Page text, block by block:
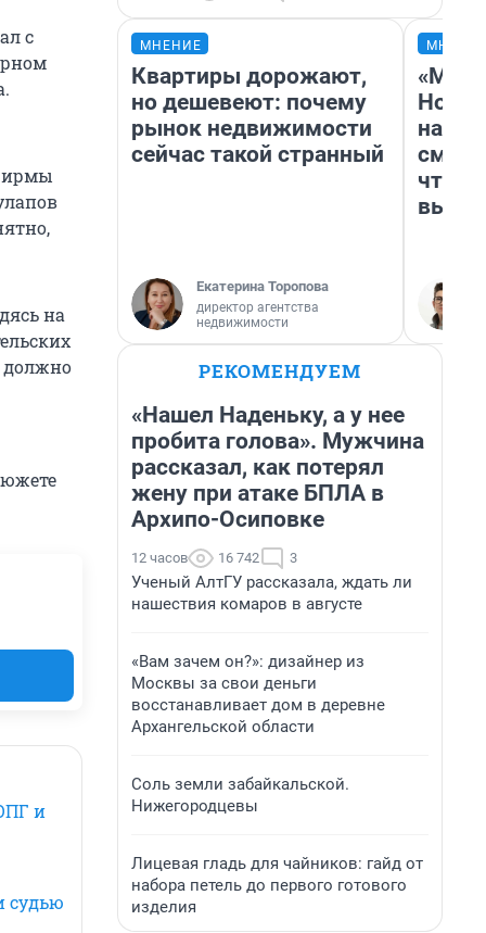
с
на
должно
и
судью
МНЕНИЕ
Квартиры дорожают,
но дешевеют: почему
рынок недвижимости
сейчас такой странный
Екатерина Торопова
директор агентства
недвижимости
«Мы
РЕКОМЕНДУЕМ
«Нашел Наденьку, а у нее
пробита голова». Мужчина
рассказал, как потерял
жену при атаке БПЛА в
Архипо-Осиповке
12 часов 16 742 3
Ученый АлтГУ рассказала, ждать ли
нашествия комаров в августе
«Вам зачем он?»: дизайнер из
Москвы за свои деньги
восстанавливает дом в деревне
Архангельской области
Соль земли забайкальской.
Нижегородцевы
Лицевая гладь для чайников: гайд от
набора петель до первого готового
изделия